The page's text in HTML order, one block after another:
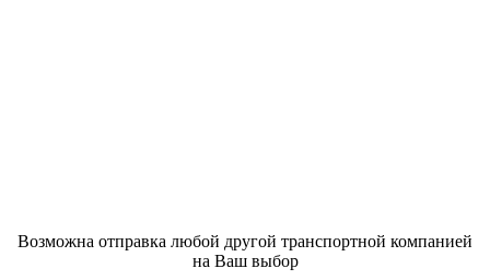
Возможна отправка любой другой транспортной компанией
на Ваш выбор